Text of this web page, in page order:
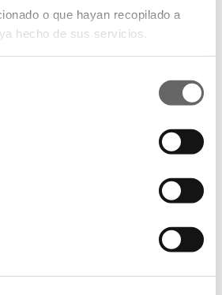
o que hayan recopilado a
hecho de sus servicios.